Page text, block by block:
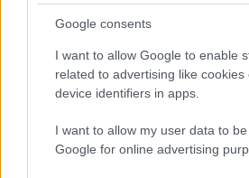
Google consents
I want to allow Google to enable
related to advertising like cookies
device identifiers in apps.
I want to allow my user data to
Google for online advertising
Új weboldal!
ULTRAS ZENIT ..